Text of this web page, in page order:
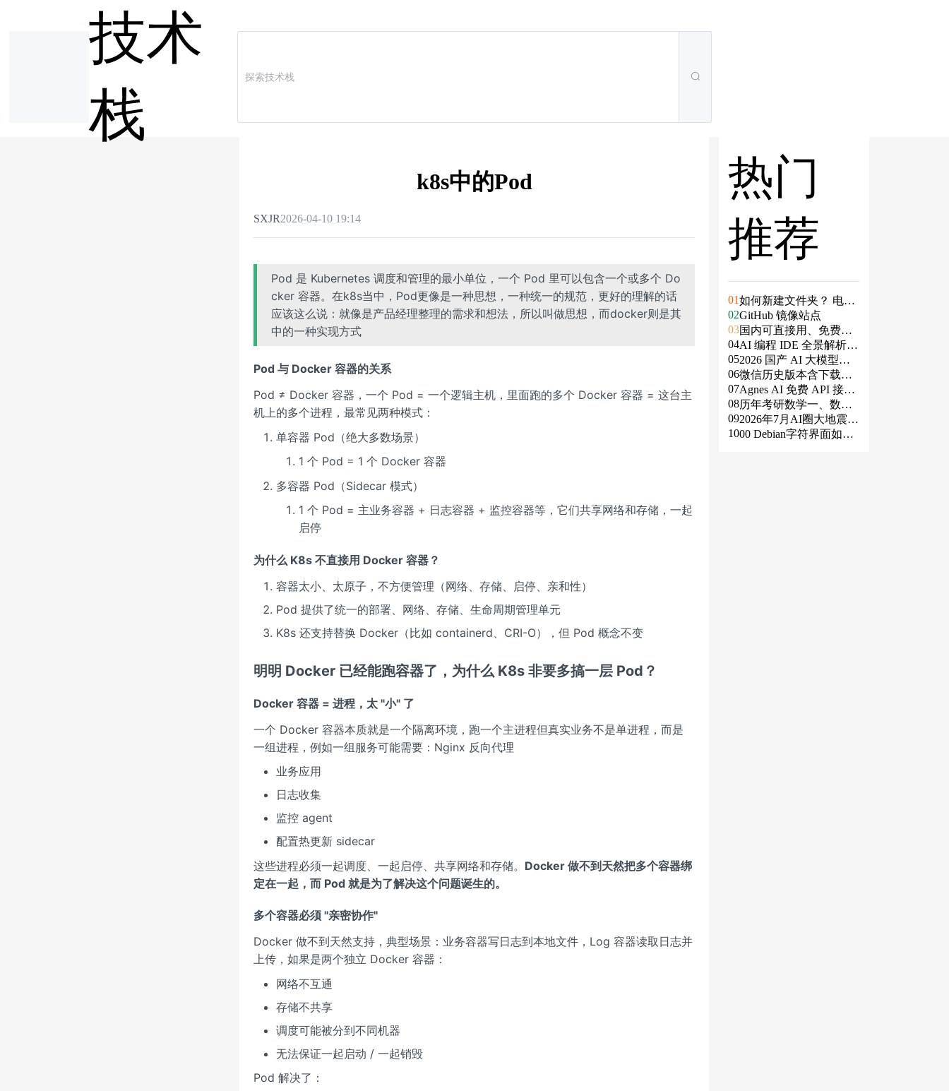
技术
栈
k8s中的Pod
SXJR2026-04-10 19:14
Pod 是 Kubernetes 调度和管理的最小单位，一个 Pod 里可以包含一个或多个 Do
cker 容器。在k8s当中，Pod更像是一种思想，一种统一的规范，更好的理解的话
应该这么说：就像是产品经理整理的需求和想法，所以叫做思想，而docker则是其
中的一种实现方式
Pod 与 Docker 容器的关系
Pod ≠ Docker 容器，一个 Pod = 一个逻辑主机，里面跑的多个 Docker 容器 = 这台主
机上的多个进程，最常见两种模式：
单容器 Pod（绝大多数场景）
1 个 Pod = 1 个 Docker 容器
多容器 Pod（Sidecar 模式）
1 个 Pod = 主业务容器 + 日志容器 + 监控容器等，它们共享网络和存储，一起
启停
为什么 K8s 不直接用 Docker 容器？
容器太小、太原子，不方便管理（网络、存储、启停、亲和性）
Pod 提供了统一的部署、网络、存储、生命周期管理单元
K8s 还支持替换 Docker（比如 containerd、CRI-O），但 Pod 概念不变
明明 Docker 已经能跑容器了，为什么 K8s 非要多搞一层 Pod？
Docker 容器 = 进程，太 "小" 了
一个 Docker 容器本质就是一个隔离环境，跑一个主进程但真实业务不是单进程，而是
一组进程，例如一组服务可能需要：Nginx 反向代理
业务应用
日志收集
监控 agent
配置热更新 sidecar
这些进程必须一起调度、一起启停、共享网络和存储。 Docker 做不到天然把多个容器绑
定在一起，而 Pod 就是为了解决这个问题诞生的。
多个容器必须 "亲密协作"
Docker 做不到天然支持，典型场景：业务容器写日志到本地文件，Log 容器读取日志并
上传，如果是两个独立 Docker 容器：
网络不互通
存储不共享
调度可能被分到不同机器
无法保证一起启动 / 一起销毁
Pod 解决了：
热门
推荐
01如何新建文件夹？ 电脑
新建文件夹的4种方法
02GitHub 镜像站点
03国内可直接用、免费额
度/永久免费的大模型AP
I清单（含 SiliconFlow、
火山、阿里、智谱、百
度、Kimi、DeepSeek、
DMXAPI 等）
04AI 编程 IDE 全景解析 2
026：Agent 全面接管开
发链路
052026 国产 AI 大模型横
评：DeepSeek、通义千
问、Kimi、文心一言、
星火、豆包谁更能打？
06微信历史版本含下载地
址（ Windows PC | 安卓
| MAC ）及设置微信不
更新
07Agnes AI 免费 API 接入
指南：文本、生图、生
视频，一套接口全免费
08历年考研数学一、数学
二、数学三真题试卷及
答案PDF
092026年7月AI圈大地震：
GPT-5.6被政府限制、Cl
1000 Debian字符界面如何